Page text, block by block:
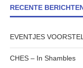
RECENTE
EVENTJES
CHES – In Shambles